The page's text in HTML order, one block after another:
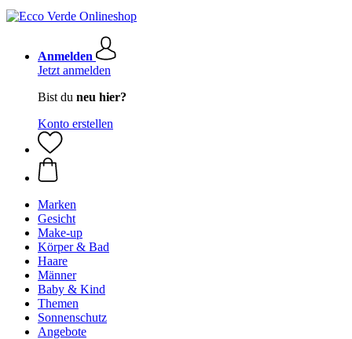
Anmelden
Jetzt anmelden
Bist du neu hier?
Konto erstellen
Marken
Gesicht
Make-up
Körper & Bad
Haare
Männer
Baby & Kind
Themen
Sonnenschutz
Angebote